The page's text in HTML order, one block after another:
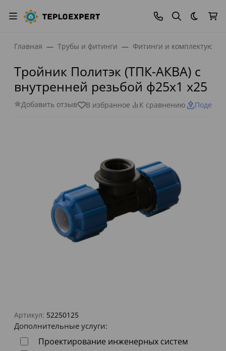
Темная
Главная Трубы и фитинги Фитинги и
Тройник Политэк (ТПК-АКВА) с
внутренней резьбой ф25х1 х25
Добавить отзыв В избранное К сравнению
Артикул: 52250125
Дополнительные услуги:
Проектирование инженерных систем